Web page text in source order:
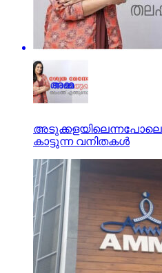
കാട്ടുന്ന വനിതകള്‍